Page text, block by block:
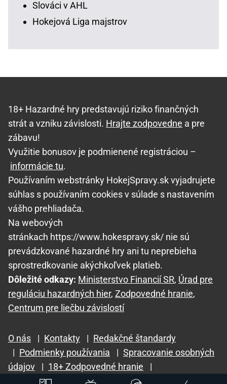
Slováci v AHL
Hokejová Liga majstrov
18+ Hazardné hry predstavujú riziko finančných
strát a vzniku závislosti. Hrajte zodpovedne a pre
zábavu!
Využitie bonusov je podmienené registráciou –
informácie tu.
Používaním webstránky HokejSpravy.sk vyjadrujete
súhlas s používaním cookies v súlade s nastavením
vášho prehliadača.
Na webových
stránkach https://www.hokespravy.sk/ nie sú
prevádzkované hazardné hry ani tu neprebieha
sprostredkovanie akýchkoľvek platieb.
Dôležité odkazy: Ministerstvo Financií SR, Úrad pre
reguláciu hazardných hier, Zodpovedné hranie,
Centrum pre liečbu závislostí
O nás | Kontakty | Redakčné štandardy
| Podmienky používania | Spracovanie osobných
údajov
| 18+ Zodpovedné hranie
|
GTO Solutions, s.r.o.